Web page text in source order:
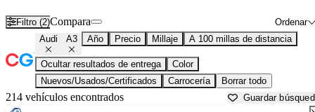
Filtro (2) Ordenar
Compara
Audi A3 Año Precio Millaje A 100 millas de distancia
Ocultar resultados de entrega
Color
Nuevos/Usados/Certificados
Carrocería Borrar todo
214 vehículos encontrados Guardar